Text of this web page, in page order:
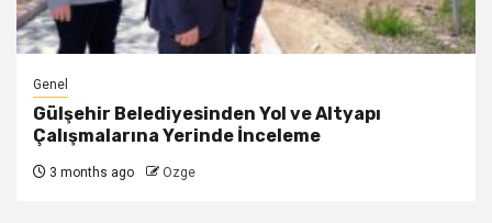
Genel
Gülşehir Belediyesinden Yol ve Altyapı
Çalışmalarına Yerinde İnceleme
3 months ago Ozge